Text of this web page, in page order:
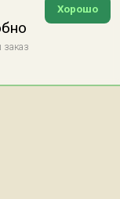
Хорошо
заказ